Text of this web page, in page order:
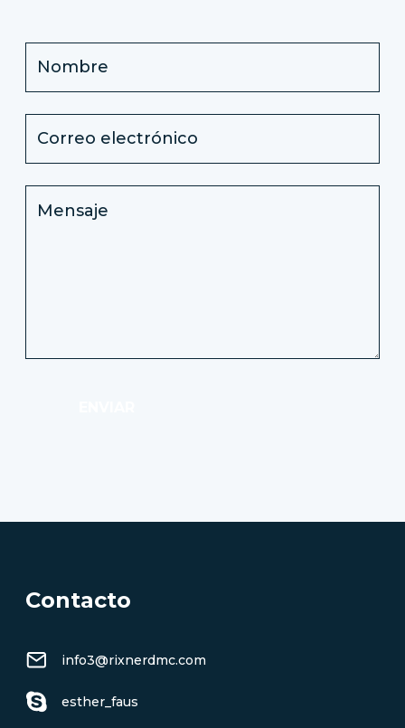
Contacto
info3@rixnerdmc.com
esther_faus